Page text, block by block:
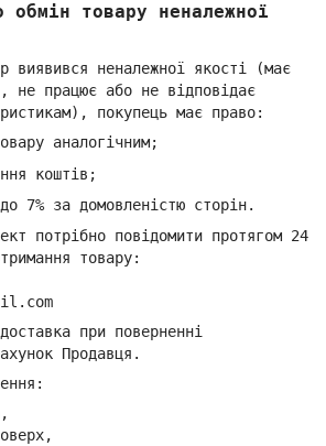
обмін товару неналежної
виявився неналежної якості (має
не працює або не відповідає
покупець має право:
аналогічним;
коштів;
7% за домовленістю сторін.
потрібно повідомити протягом 24
товару:
l.com
при поверненні
Продавця.